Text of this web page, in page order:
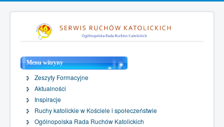
Menu witryny
Zeszyty Formacyjne
Aktualności
Inspiracje
Ruchy katolickie w Kościele i społeczeństwie
Ogólnopolska Rada Ruchów Katolickich